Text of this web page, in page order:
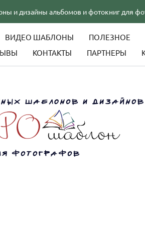
ВИДЕО ШАБЛОНЫ ПОЛЕЗНОЕ
КОНТАКТЫ ПАРТНЕРЫ
и фотокниг для фотографов.